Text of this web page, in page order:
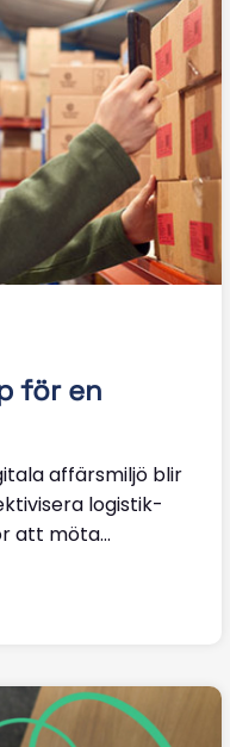
för en
affärsmiljö blir
logistik-
att möta...